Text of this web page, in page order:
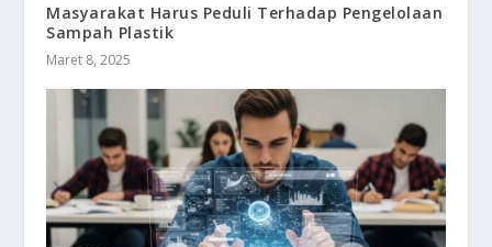
Masyarakat Harus Peduli Terhadap Pengelolaan
Sampah Plastik
Maret 8, 2025